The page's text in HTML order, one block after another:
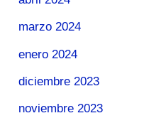
marzo 2024
enero 2024
diciembre 2023
noviembre 2023